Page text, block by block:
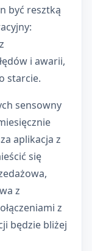
być resztką
i awarii,
starcie.
sensowny
aplikacja z
się
z
z
będzie bliżej